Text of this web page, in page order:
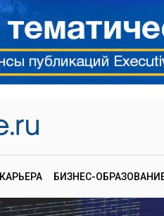
КАРЬЕРА БИЗНЕС-